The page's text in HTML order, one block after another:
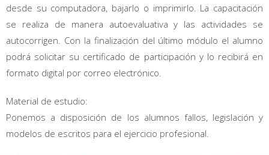
desde su computadora, bajarlo o imprimirlo. La capacitación
se realiza de manera autoevaluativa y las actividades se
autocorrigen. Con la finalización del último módulo el alumno
podrá solicitar su certificado de participación y lo recibirá en
formato digital por correo electrónico.
Material de estudio:
Ponemos a disposición de los alumnos fallos, legislación y
modelos de escritos para el ejercicio profesional.